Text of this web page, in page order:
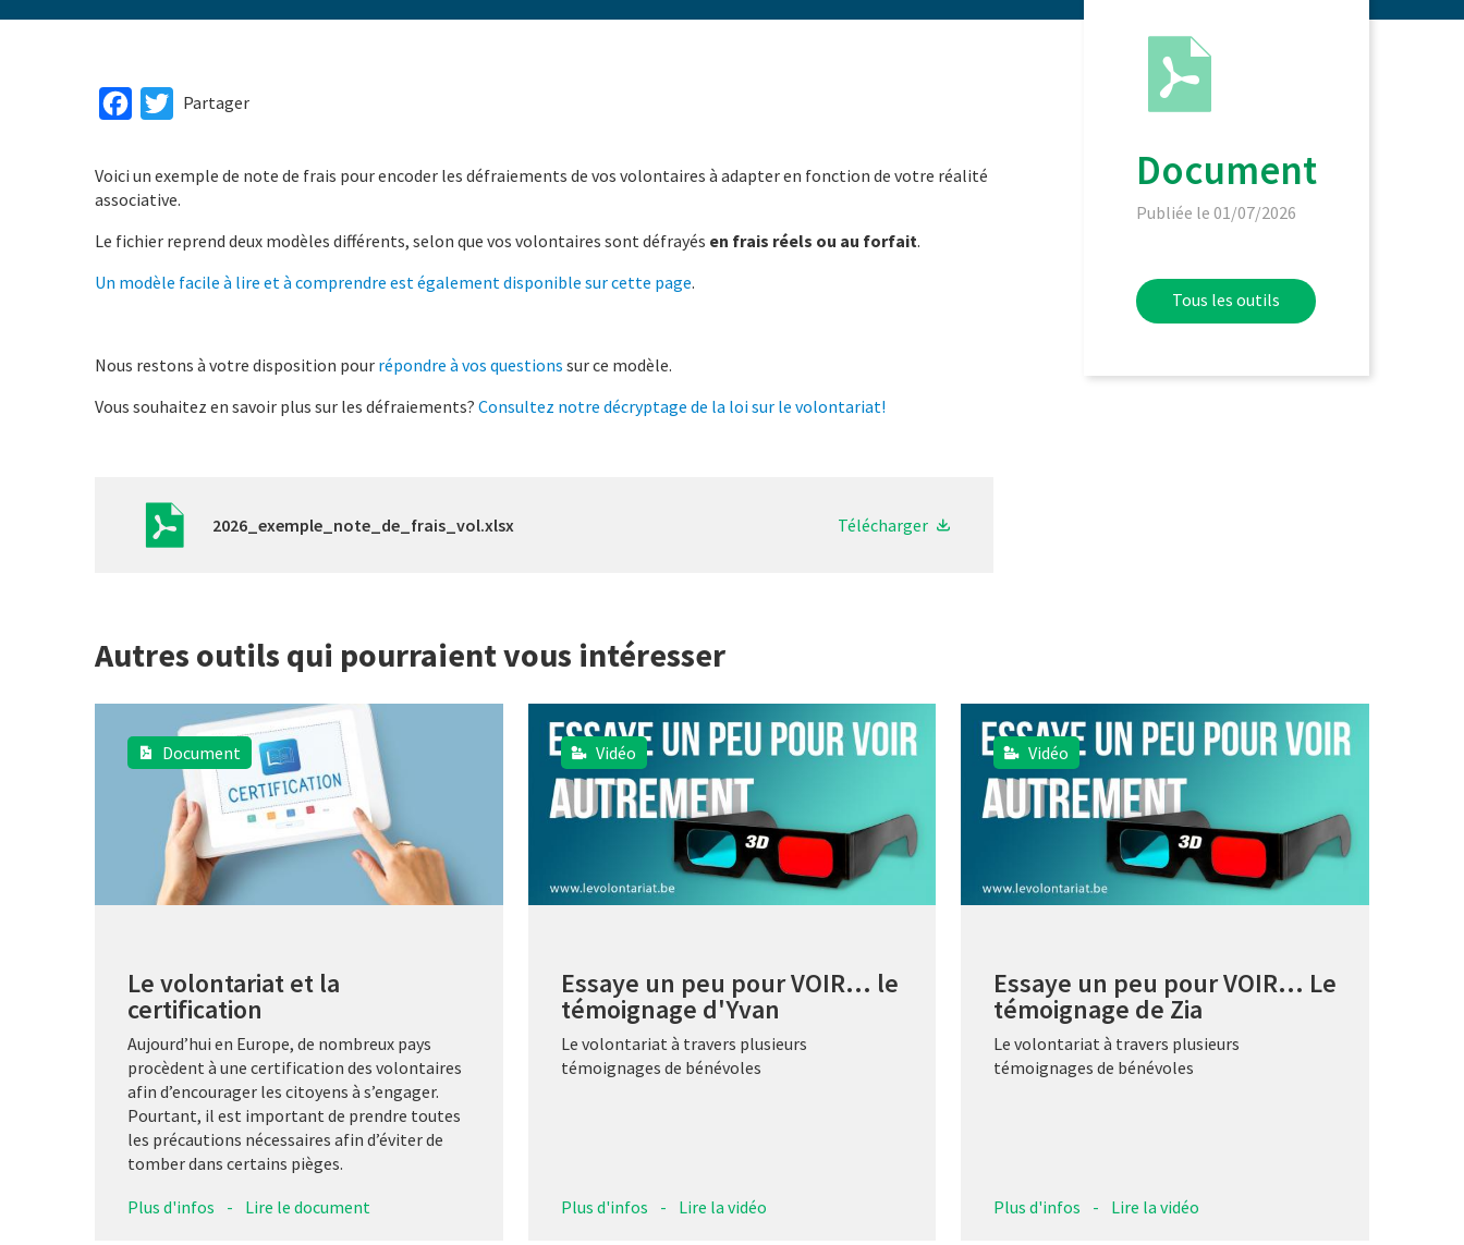
FacebookTwitter
Partager
Voici un exemple de note de frais pour encoder les défraiements de vos volontaires à adapter en fonction de votre réalité
associative.
Le fichier reprend deux modèles différents, selon que vos volontaires sont défrayés en frais réels ou au forfait.
Un modèle facile à lire et à comprendre est également disponible sur cette page.
Nous restons à votre disposition pour répondre à vos questions sur ce modèle.
Vous souhaitez en savoir plus sur les défraiements? Consultez notre décryptage de la loi sur le volontariat!
2026_exemple_note_de_frais_vol.xlsx Télécharger
Document
Publiée le 01/07/2026
Tous les outils
Autres outils qui pourraient vous intéresser
Document
Le volontariat et la
certification
Aujourd’hui en Europe, de nombreux pays
procèdent à une certification des volontaires
afin d’encourager les citoyens à s’engager.
Pourtant, il est important de prendre toutes
les précautions nécessaires afin d’éviter de
tomber dans certains pièges.
Plus d'infos
- Lire le document
Vidéo
Essaye un peu pour VOIR... le
témoignage d'Yvan
Le volontariat à travers plusieurs
témoignages de bénévoles
Plus d'infos - Lire la vidéo
Vidéo
Essaye un peu pour VOIR... Le
témoignage de Zia
Le volontariat à travers plusieurs
témoignages de bénévoles
Plus d'infos - Lire la vidéo